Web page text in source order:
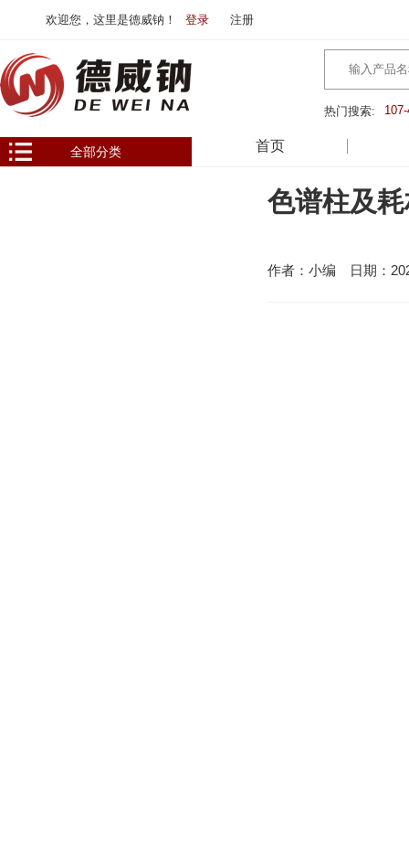
欢迎您，这里是德威钠！ 登录 注册
热门搜索:
全部分类 首页
色谱柱及
作者：小编 日期：